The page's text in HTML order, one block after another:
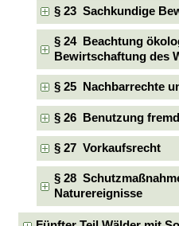
§ 23 Sachkundige
§ 24 Beachtung
Bewirtschaftung des
§ 25 Nachbarrechte
§ 26 Benutzung
§ 27 Vorkaufsrecht
§ 28
Naturereignisse